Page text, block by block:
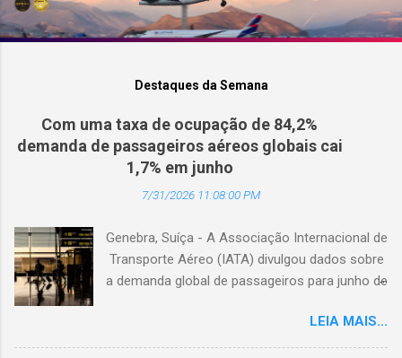
Destaques da Semana
Com uma taxa de ocupação de 84,2%
demanda de passageiros aéreos globais cai
1,7% em junho
7/31/2026 11:08:00 PM
Genebra, Suíça - A Associação Internacional de
Transporte Aéreo (IATA) divulgou dados sobre
a demanda global de passageiros para junho de
passageiros-quilômetro pagos (RPK), caiu 1,7%
em comparação com junho de 2025. Excluindo
LEIA MAIS...